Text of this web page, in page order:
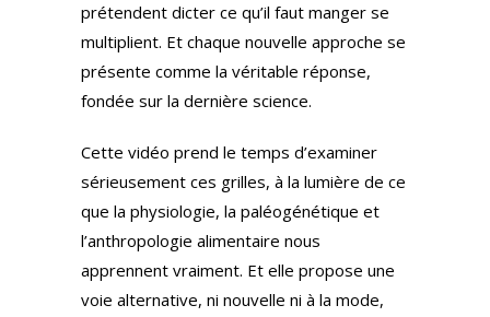
prétendent dicter ce qu’il faut manger se
multiplient. Et chaque nouvelle approche se
présente comme la véritable réponse,
fondée sur la dernière science.
Cette vidéo prend le temps d’examiner
sérieusement ces grilles, à la lumière de ce
que la physiologie, la paléogénétique et
l’anthropologie alimentaire nous
apprennent vraiment. Et elle propose une
voie alternative, ni nouvelle ni à la mode,